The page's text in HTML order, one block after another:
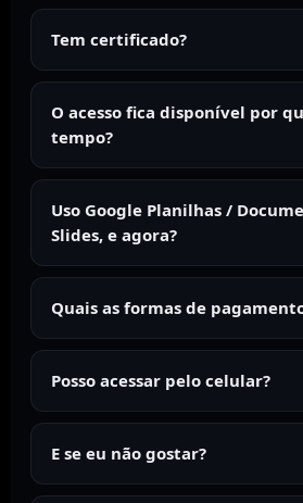
Tem certificado?
O acesso fica disponível por
tempo?
Uso Google Planilhas /
Slides, e agora?
Quais as formas de
Posso acessar pelo celular?
E se eu não gostar?